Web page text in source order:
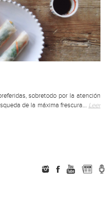
sobretodo por la atención
de la máxima frescura… Leer